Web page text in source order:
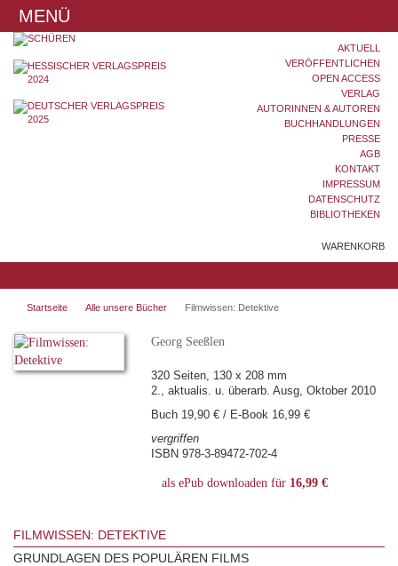
MENÜ
AKTUELL
VERÖFFENTLICHEN
OPEN ACCESS
VERLAG
AUTORINNEN & AUTOREN
BUCHHANDLUNGEN
PRESSE
AGB
KONTAKT
IMPRESSUM
DATENSCHUTZ
BIBLIOTHEKEN
WARENKORB
Startseite Alle unsere Bücher Filmwissen: Detektive
Georg Seeßlen
320 Seiten, 130 x 208 mm
2., aktualis. u. überarb. Ausg, Oktober 2010
Buch 19,90 € / E-Book 16,99 €
vergriffen
ISBN 978-3-89472-702-4
als ePub downloaden für 16,99 €
FILMWISSEN: DETEKTIVE
GRUNDLAGEN DES POPULÄREN FILMS